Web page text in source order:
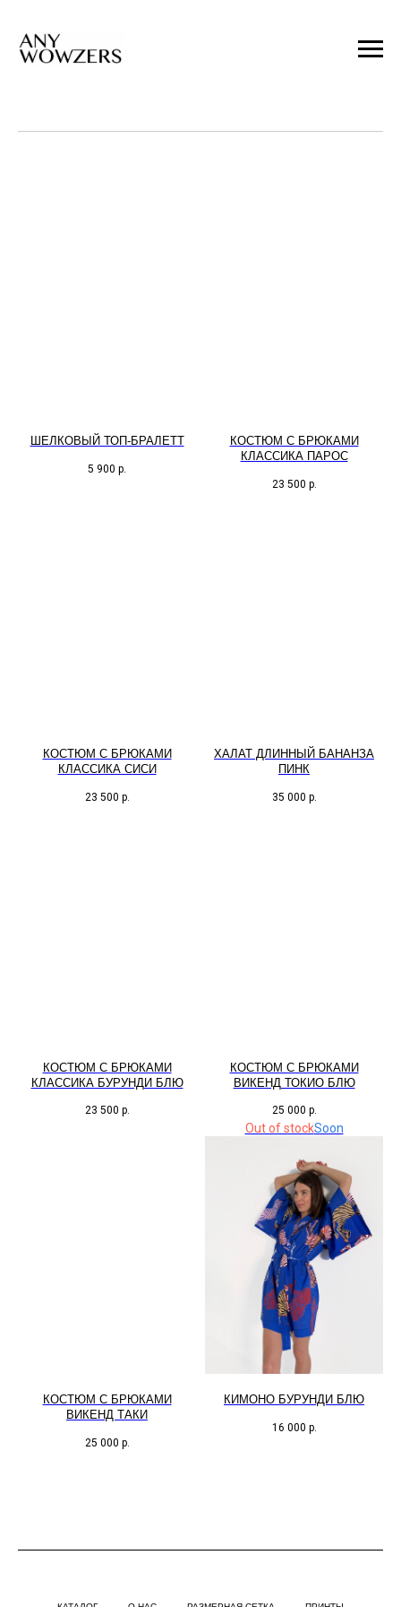
ШЕЛКОВЫЙ ТОП-БРАЛЕТТ
5 900 р.
КОСТЮМ С БРЮКАМИ
КЛАССИКА ПАРОС
23 500 р.
КОСТЮМ С БРЮКАМИ
КЛАССИКА СИСИ
23 500 р.
ХАЛАТ ДЛИННЫЙ БАНАНЗА
ПИНК
35 000 р.
КОСТЮМ С БРЮКАМИ
КЛАССИКА БУРУНДИ БЛЮ
23 500 р.
КОСТЮМ С БРЮКАМИ
ВИКЕНД ТОКИО БЛЮ
25 000 р.
Out of stock
КОCТЮМ С БРЮКАМИ
ВИКЕНД ТАКИ
25 000 р.
КИМОНО БУРУНДИ БЛЮ
16 000 р.